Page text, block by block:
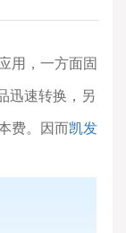
，一方面固
迅速转换，另
费。因而凯发